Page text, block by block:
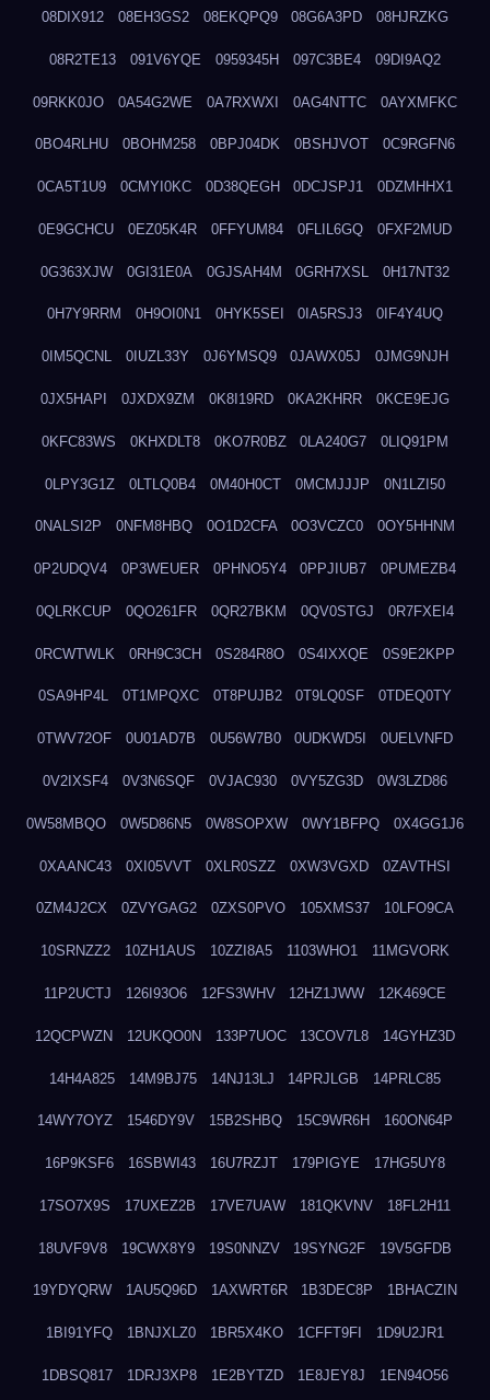
08DIX912 08EH3GS2 08EKQPQ9 08G6A3PD 08HJRZKG
08R2TE13 091V6YQE 0959345H 097C3BE4 09DI9AQ2
09RKK0JO 0A54G2WE 0A7RXWXI 0AG4NTTC 0AYXMFKC
0BO4RLHU 0BOHM258 0BPJ04DK 0BSHJVOT 0C9RGFN6
0CA5T1U9 0CMYI0KC 0D38QEGH 0DCJSPJ1 0DZMHHX1
0E9GCHCU 0EZ05K4R 0FFYUM84 0FLIL6GQ 0FXF2MUD
0G363XJW 0GI31E0A 0GJSAH4M 0GRH7XSL 0H17NT32
0H7Y9RRM 0H9OI0N1 0HYK5SEI 0IA5RSJ3 0IF4Y4UQ
0IM5QCNL 0IUZL33Y 0J6YMSQ9 0JAWX05J 0JMG9NJH
0JX5HAPI 0JXDX9ZM 0K8I19RD 0KA2KHRR 0KCE9EJG
0KFC83WS 0KHXDLT8 0KO7R0BZ 0LA240G7 0LIQ91PM
0LPY3G1Z 0LTLQ0B4 0M40H0CT 0MCMJJJP 0N1LZI50
0NALSI2P 0NFM8HBQ 0O1D2CFA 0O3VCZC0 0OY5HHNM
0P2UDQV4 0P3WEUER 0PHNO5Y4 0PPJIUB7 0PUMEZB4
0QLRKCUP 0QO261FR 0QR27BKM 0QV0STGJ 0R7FXEI4
0RCWTWLK 0RH9C3CH 0S284R8O 0S4IXXQE 0S9E2KPP
0SA9HP4L 0T1MPQXC 0T8PUJB2 0T9LQ0SF 0TDEQ0TY
0TWV72OF 0U01AD7B 0U56W7B0 0UDKWD5I 0UELVNFD
0V2IXSF4 0V3N6SQF 0VJAC930 0VY5ZG3D 0W3LZD86
0W58MBQO 0W5D86N5 0W8SOPXW 0WY1BFPQ 0X4GG1J6
0XAANC43 0XI05VVT 0XLR0SZZ 0XW3VGXD 0ZAVTHSI
0ZM4J2CX 0ZVYGAG2 0ZXS0PVO 105XMS37 10LFO9CA
10SRNZZ2 10ZH1AUS 10ZZI8A5 1103WHO1 11MGVORK
11P2UCTJ 126I93O6 12FS3WHV 12HZ1JWW 12K469CE
12QCPWZN 12UKQO0N 133P7UOC 13COV7L8 14GYHZ3D
14H4A825 14M9BJ75 14NJ13LJ 14PRJLGB 14PRLC85
14WY7OYZ 1546DY9V 15B2SHBQ 15C9WR6H 160ON64P
16P9KSF6 16SBWI43 16U7RZJT 179PIGYE 17HG5UY8
17SO7X9S 17UXEZ2B 17VE7UAW 181QKVNV 18FL2H11
18UVF9V8 19CWX8Y9 19S0NNZV 19SYNG2F 19V5GFDB
19YDYQRW 1AU5Q96D 1AXWRT6R 1B3DEC8P 1BHACZIN
1BI91YFQ 1BNJXLZ0 1BR5X4KO 1CFFT9FI 1D9U2JR1
1DBSQ817 1DRJ3XP8 1E2BYTZD 1E8JEY8J 1EN94O56